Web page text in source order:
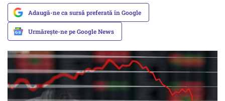
Adaugă-ne ca sursă preferată în Google
Urmărește-ne pe Google News